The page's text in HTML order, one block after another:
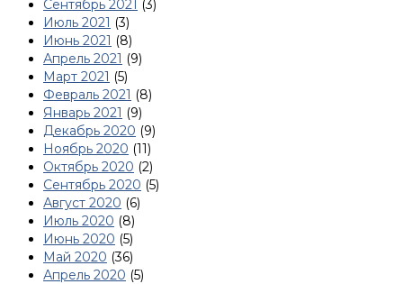
Сентябрь 2021 (3)
Июль 2021 (3)
Июнь 2021 (8)
Апрель 2021 (9)
Март 2021 (5)
Февраль 2021 (8)
Январь 2021 (9)
Декабрь 2020 (9)
Ноябрь 2020 (11)
Октябрь 2020 (2)
Сентябрь 2020 (5)
Август 2020 (6)
Июль 2020 (8)
Июнь 2020 (5)
Май 2020 (36)
Апрель 2020 (5)